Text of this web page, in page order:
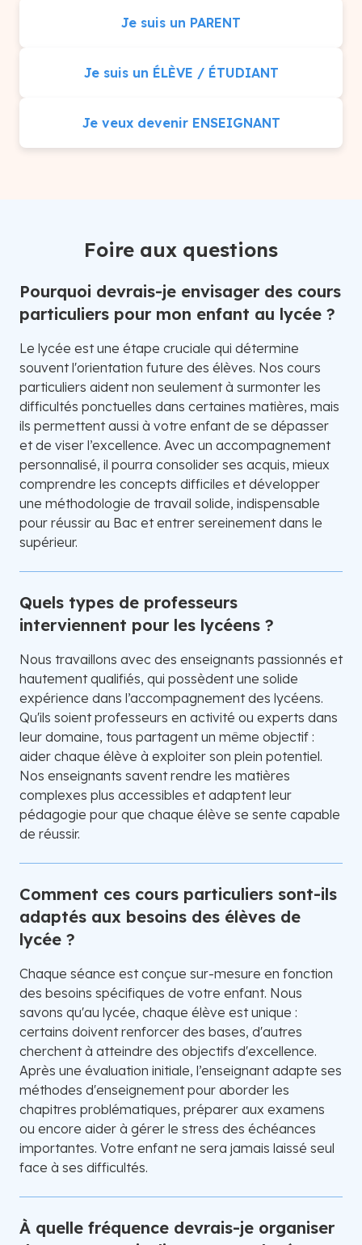
Je suis un PARENT
Je suis un ÉLÈVE / ÉTUDIANT
Je veux devenir ENSEIGNANT
Foire aux questions
Pourquoi devrais-je envisager des cours
particuliers pour mon enfant au lycée ?
Le lycée est une étape cruciale qui détermine
souvent l'orientation future des élèves. Nos cours
particuliers aident non seulement à surmonter les
difficultés ponctuelles dans certaines matières, mais
ils permettent aussi à votre enfant de se dépasser
et de viser l’excellence. Avec un accompagnement
personnalisé, il pourra consolider ses acquis, mieux
comprendre les concepts difficiles et développer
une méthodologie de travail solide, indispensable
pour réussir au Bac et entrer sereinement dans le
supérieur.
Quels types de professeurs
interviennent pour les lycéens ?
Nous travaillons avec des enseignants passionnés et
hautement qualifiés, qui possèdent une solide
expérience dans l’accompagnement des lycéens.
Qu'ils soient professeurs en activité ou experts dans
leur domaine, tous partagent un même objectif :
aider chaque élève à exploiter son plein potentiel.
Nos enseignants savent rendre les matières
complexes plus accessibles et adaptent leur
pédagogie pour que chaque élève se sente capable
de réussir.
Comment ces cours particuliers sont-ils
adaptés aux besoins des élèves de
lycée ?
Chaque séance est conçue sur-mesure en fonction
des besoins spécifiques de votre enfant. Nous
savons qu'au lycée, chaque élève est unique :
certains doivent renforcer des bases, d'autres
cherchent à atteindre des objectifs d'excellence.
Après une évaluation initiale, l’enseignant adapte ses
méthodes d'enseignement pour aborder les
chapitres problématiques, préparer aux examens
ou encore aider à gérer le stress des échéances
importantes. Votre enfant ne sera jamais laissé seul
face à ses difficultés.
À quelle fréquence devrais-je organiser